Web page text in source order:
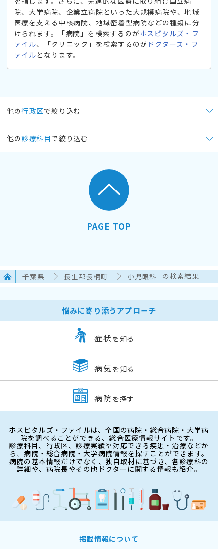
院、大学病院、企業立病院といった大規模病院や、地域
医療を支える中核病院、地域密着型病院などの種類に分
けられます。「病院」を検索するのがホスピタルズ・フ
ァイル、「クリニック」を検索するのが ドクターズ・フ
ァイル となります。
他の行政区で絞り込む
他の 診療科目で絞り込む
PAGE TOP
千葉県 長生郡長柄町 小児眼科 の検索結果
悩みに寄り添うアプローチ
症状 を知る
病気 を知る
病院 を探す
ホスピタルズ・ファイルは、全国の病院・総合病院・大学病
院を調べることができる、総合医療情報サイトです。
診療科目、行政区、診療実績や対応できる疾患・治療などか
ら、病院・総合病院・大学病院情報を探すことができます。
病院の基本情報だけでなく、独自取材に基づき、各診療科の
詳細や、病院長やその他ドクターに関する情報も紹介。
掲載情報について